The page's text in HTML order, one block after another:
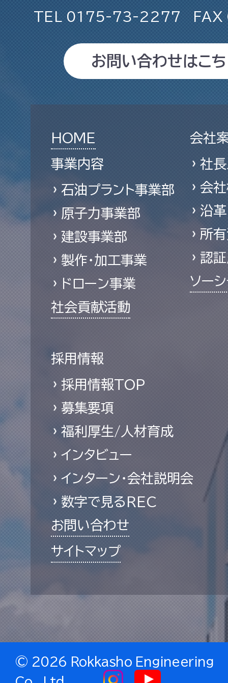
TEL 0175-73-2277 FAX
お問い合わせはこ
HOME
事業内容
石油プラント事業部
原子力事業部
建設事業部
製作・加工事業
ドローン事業
社会貢献活動
会社
社長
会
沿革
所
認
ソー
採用情報
採用情報TOP
募集要項
福利厚生/人材育成
インタビュー
インターン・会社説明会
数字で見るREC
お問い合わせ
サイトマップ
© 2026 Rokkasho Engineering